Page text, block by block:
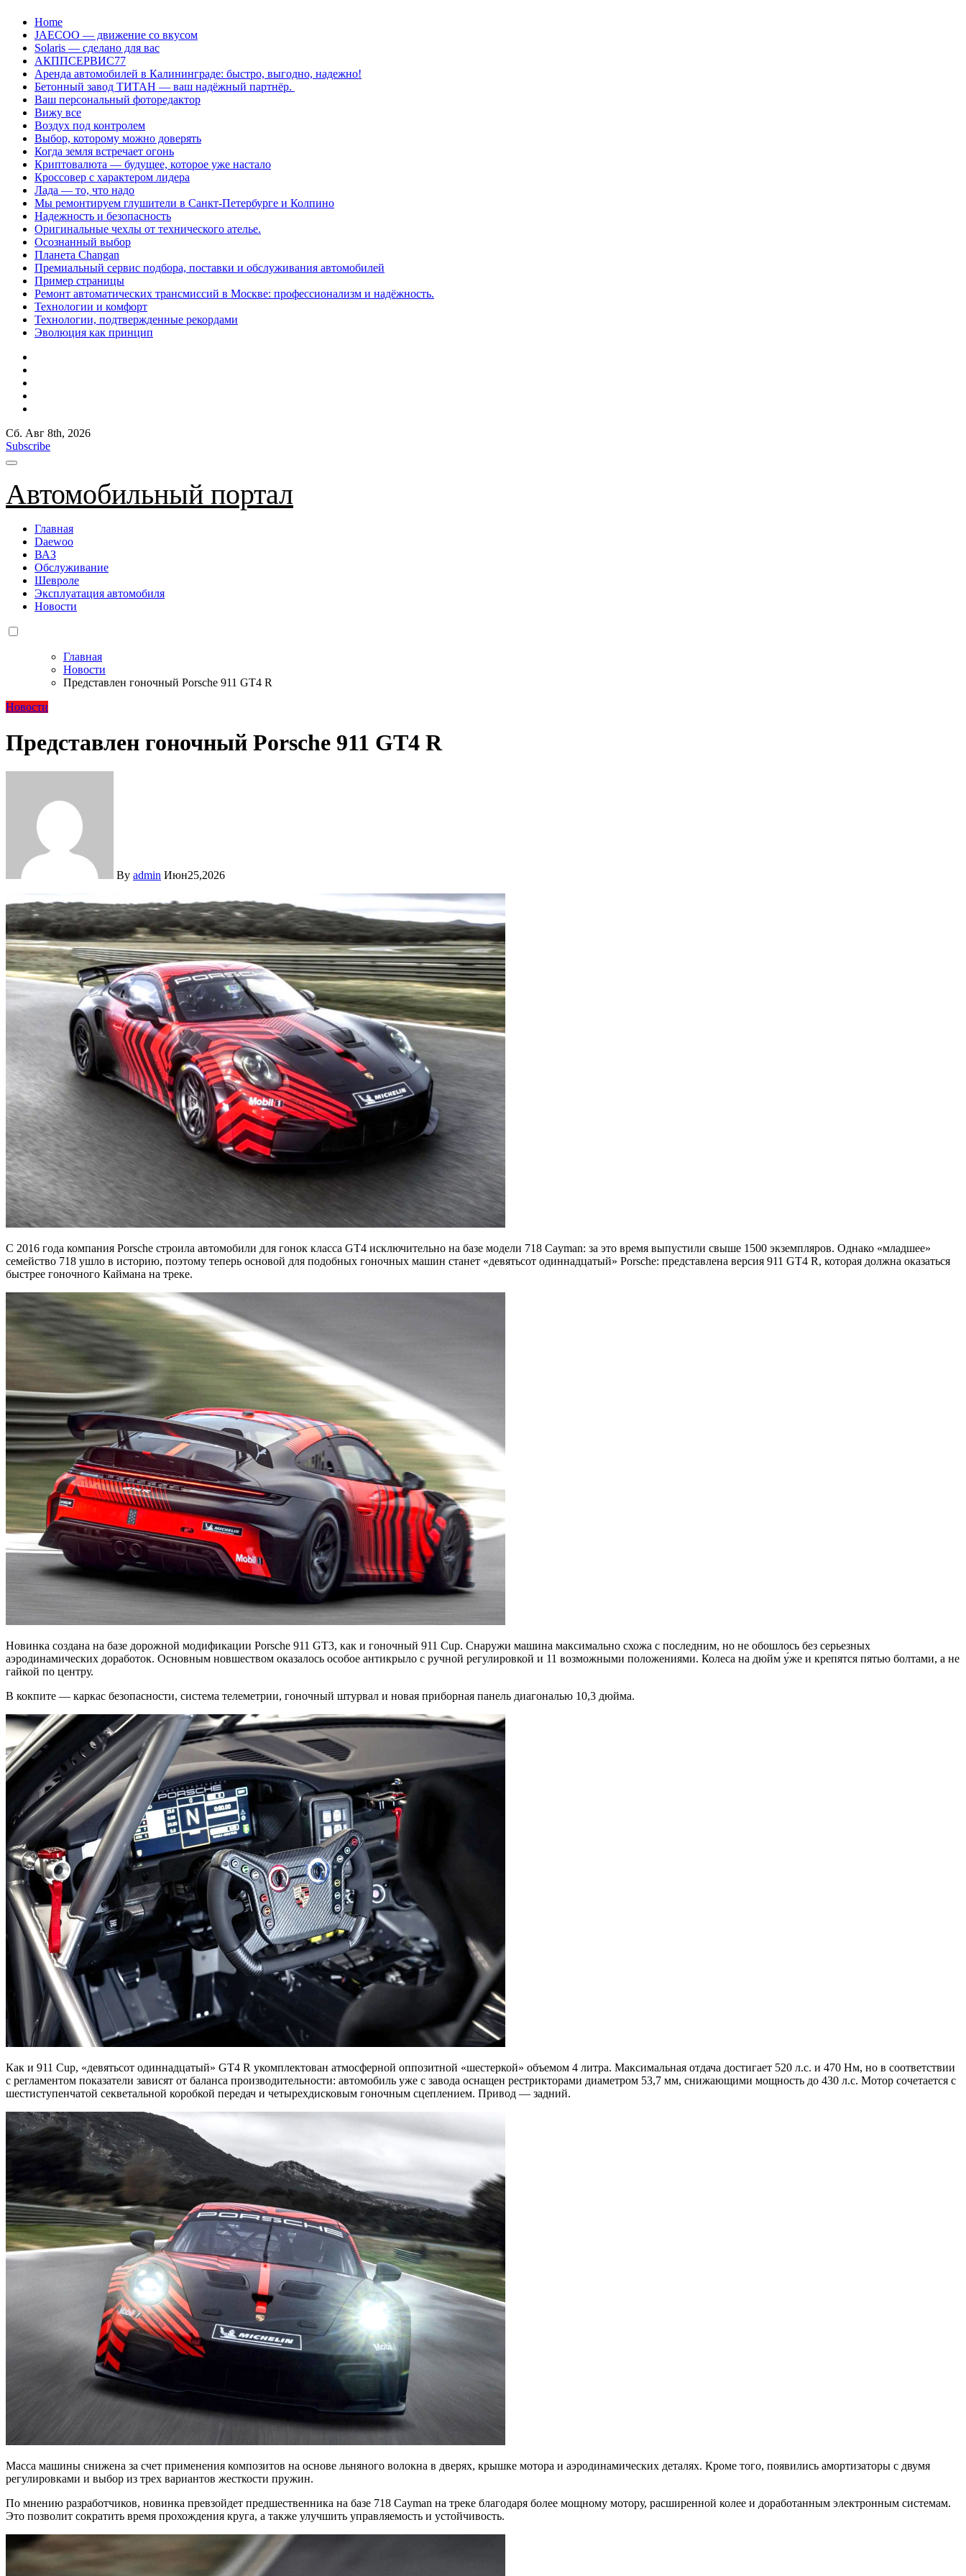
Перейти
содержанию
Home
JAECOO — движение со вкусом
Solaris — сделано для вас
АКППСЕРВИС77
Аренда автомобилей в Калининграде: быстро, выгодно, надежно!
Бетонный завод ТИТАН — ваш надёжный партнёр.
Ваш персональный фоторедактор
Вижу все
Воздух под контролем
Выбор, которому можно доверять
Когда земля встречает огонь
Криптовалюта — будущее, которое уже настало
Кроссовер с характером лидера
Лада — то, что надо
Мы ремонтируем глушители в Санкт-Петербурге и Колпино
Надежность и безопасность
Оригинальные чехлы от технического ателье.
Осознанный выбор
Планета Changan
Премиальный сервис подбора, поставки и обслуживания автомобилей
Пример страницы
Ремонт автоматических трансмиссий в Москве: профессионализм и надёжность.
Технологии и комфорт
Технологии, подтвержденные рекордами
Эволюция как принцип
Сб. Авг 8th, 2026
Subscribe
Автомобильный портал
Главная
Daewoo
ВАЗ
Обслуживание
Шевроле
Эксплуатация автомобиля
Новости
Главная
Новости
Представлен гоночный Porsche 911 GT4 R
Новости
Представлен гоночный Porsche 911 GT4 R
By admin Июн25,2026
С 2016 года компания Porsche строила автомобили для гонок класса GT4 исключительно на базе модели 718 Cayman: за это время выпустили свыше 1500 экземпляров. Однако «младшее»
семейство 718 ушло в историю, поэтому теперь основой для подобных гоночных машин станет «девятьсот одиннадцатый» Porsche: представлена версия 911 GT4 R, которая должна оказаться
быстрее гоночного Каймана на треке.
Новинка создана на базе дорожной модификации Porsche 911 GT3, как и гоночный 911 Cup. Снаружи машина максимально схожа с последним, но не обошлось без серьезных
аэродинамических доработок. Основным новшеством оказалось особое антикрыло с ручной регулировкой и 11 возможными положениями. Колеса на дюйм у́же и крепятся пятью болтами, а не
гайкой по центру.
В кокпите — каркас безопасности, система телеметрии, гоночный штурвал и новая приборная панель диагональю 10,3 дюйма.
Как и 911 Cup, «девятьсот одиннадцатый» GT4 R укомплектован атмосферной оппозитной «шестеркой» объемом 4 литра. Максимальная отдача достигает 520 л.с. и 470 Нм, но в соответствии
с регламентом показатели зависят от баланса производительности: автомобиль уже с завода оснащен рестрикторами диаметром 53,7 мм, снижающими мощность до 430 л.с. Мотор сочетается с
шестиступенчатой секветальной коробкой передач и четырехдисковым гоночным сцеплением. Привод — задний.
Масса машины снижена за счет применения композитов на основе льняного волокна в дверях, крышке мотора и аэродинамических деталях. Кроме того, появились амортизаторы с двумя
регулировками и выбор из трех вариантов жесткости пружин.
По мнению разработчиков, новинка превзойдет предшественника на базе 718 Cayman на треке благодаря более мощному мотору, расширенной колее и доработанным электронным системам.
Это позволит сократить время прохождения круга, а также улучшить управляемость и устойчивость.